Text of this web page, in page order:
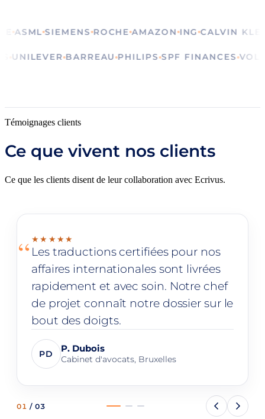
SIEMENS ROCHE AMAZON ING CALVIN KLEIN
UNILEVER BARREAU PHILIPS SPF FINANCES
Témoignages clients
Ce que vivent nos clients
Ce que les clients disent de leur collaboration avec Ecrivus.
★★★★★
“ Les traductions certifiées pour nos
affaires internationales sont livrées
rapidement et avec soin. Notre chef
de projet connaît notre dossier sur le
bout des doigts.
PD P. Dubois
Cabinet d'avocats, Bruxelles
01 / 03